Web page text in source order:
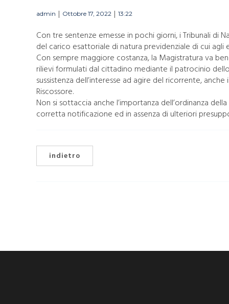
admin | Ottobre 17, 2022 | 13:22
Con tre sentenze emesse in pochi giorni, i Tribunali di
del carico esattoriale di natura previdenziale di cui
Con sempre maggiore costanza, la Magistratura va
rilievi formulati dal cittadino mediante il patrocinio
sussistenza dell’interesse ad agire del ricorrente,
Riscossore.
Non si sottaccia anche l’importanza dell’ordinanza
corretta notificazione ed in assenza di ulteriori
indietro